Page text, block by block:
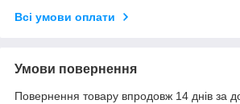
Всі умови оплати
Умови повернення
Повернення товару впродовж 14 днів за